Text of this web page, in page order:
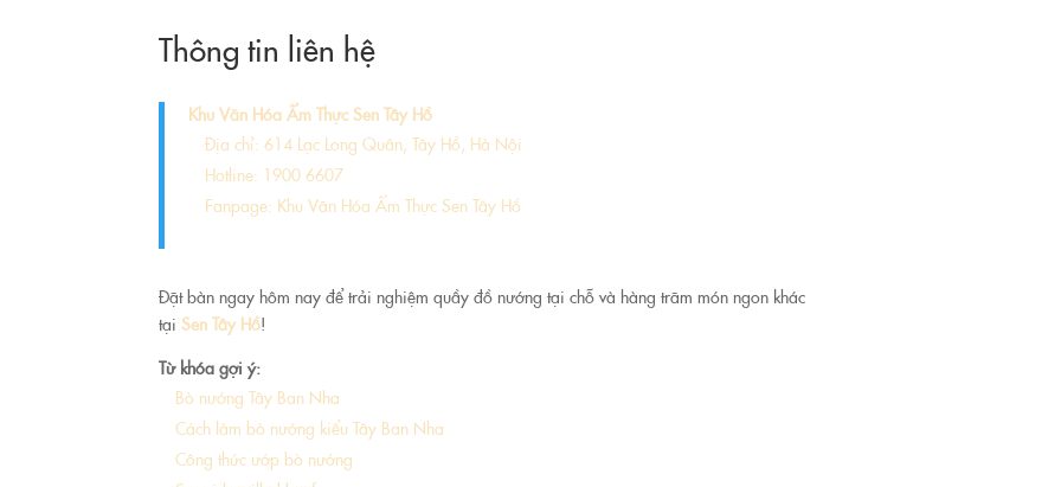
Thông tin liên hệ
Khu Văn Hóa Ẩm Thực Sen Tây Hồ
Địa chỉ:614 Lạc Long Quân, Tây Hồ, Hà Nội
Hotline: 1900 6607
Fanpage: Khu Văn Hóa Ẩm Thực Sen Tây Hồ
Đặt bàn ngay hôm nay để trải nghiệm quầy đồ nướng tại chỗ và hàng trăm món ngon khác
tạiSen Tây Hồ!
Từ khóa gợi ý:
Bò nướng Tây Ban Nha
Cách làm bò nướng kiểu Tây Ban Nha
Công thức ướp bò nướng